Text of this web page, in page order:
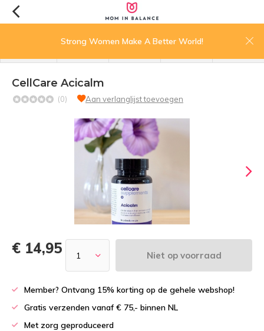
Strong Women Make A Better World!
CellCare Acicalm
(0) Aan verlanglijst toevoegen
€ 14,95 Niet op voorraad
Member? Ontvang 15% korting op de gehele webshop!
Gratis verzenden vanaf € 75,- binnen NL
Met zorg geproduceerd